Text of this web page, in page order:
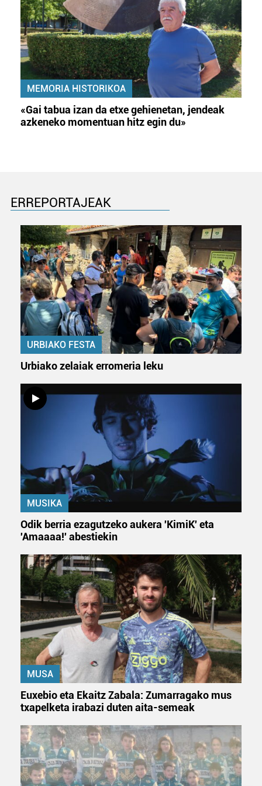
MEMORIA HISTORIKOA
«Gai tabua izan da etxe gehienetan, jendeak
azkeneko momentuan hitz egin du»
ERREPORTAJEAK
URBIAKO FESTA
Urbiako zelaiak erromeria leku
MUSIKA
Odik berria ezagutzeko aukera 'KimiK' eta
'Amaaaa!' abestiekin
MUSA
Euxebio eta Ekaitz Zabala: Zumarragako mus
txapelketa irabazi duten aita-semeak